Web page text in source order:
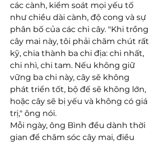
các cành, kiểm soát mọi yếu tố
như chiều dài cành, độ cong và sự
phân bố của các chi cây. "Khi trồng
cây mai này, tôi phải chăm chút rất
kỹ, chia thành ba chi địa: chi nhất,
chi nhì, chi tam. Nếu không giữ
vững ba chi này, cây sẽ không
phát triển tốt, bộ đế sẽ không lớn,
hoặc cây sẽ bị yếu và không có giá
trị," ông nói.
Mỗi ngày, ông Bình đều dành thời
gian để chăm sóc cây mai, điều